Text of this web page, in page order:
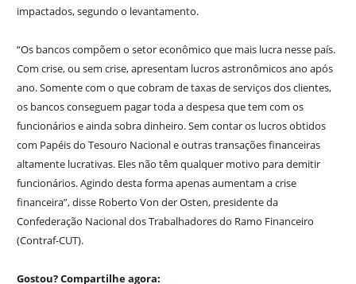
impactados, segundo o levantamento.
“Os bancos compõem o setor econômico que mais lucra nesse país.
Com crise, ou sem crise, apresentam lucros astronômicos ano após
ano. Somente com o que cobram de taxas de serviços dos clientes,
os bancos conseguem pagar toda a despesa que tem com os
funcionários e ainda sobra dinheiro. Sem contar os lucros obtidos
com Papéis do Tesouro Nacional e outras transações financeiras
altamente lucrativas. Eles não têm qualquer motivo para demitir
funcionários. Agindo desta forma apenas aumentam a crise
financeira”, disse Roberto Von der Osten, presidente da
Confederação Nacional dos Trabalhadores do Ramo Financeiro
(Contraf-CUT).
Gostou? Compartilhe agora: